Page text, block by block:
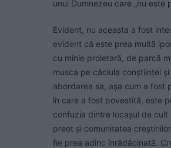
unui Dumnezeu care „nu este
Evident, nu aceasta a fost
evident că este prea multă
cu mînie proletară, de parcă
musca pe căciula conștiinței
abordarea sa, așa cum a fost
în care a fost povestită, este
confuzia dintre locașul de cult
preot și comunitatea
fie prea adînc înrădăcinată.